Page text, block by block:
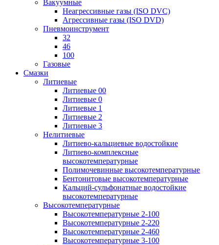
Вакуумные
Неагрессивные газы (ISO DVC)
Агрессивные газы (ISO DVD)
Пневмоинструмент
32
46
100
Газовые
Смазки
Литиевые
Литиевые 00
Литиевые 0
Литиевые 1
Литиевые 2
Литиевые 3
Нелитиевые
Литиево-кальциевые водостойкие
Литиево-комплексные
высокотемпературные
Полимочевинные высокотемпературные
Бентонитовые высокотемпературные
Кальций-сульфонатные водостойкие
высокотемпературные
Высокотемпературные
Высокотемпературные 2-100
Высокотемпературные 2-220
Высокотемпературные 2-460
Высокотемпературные 3-100